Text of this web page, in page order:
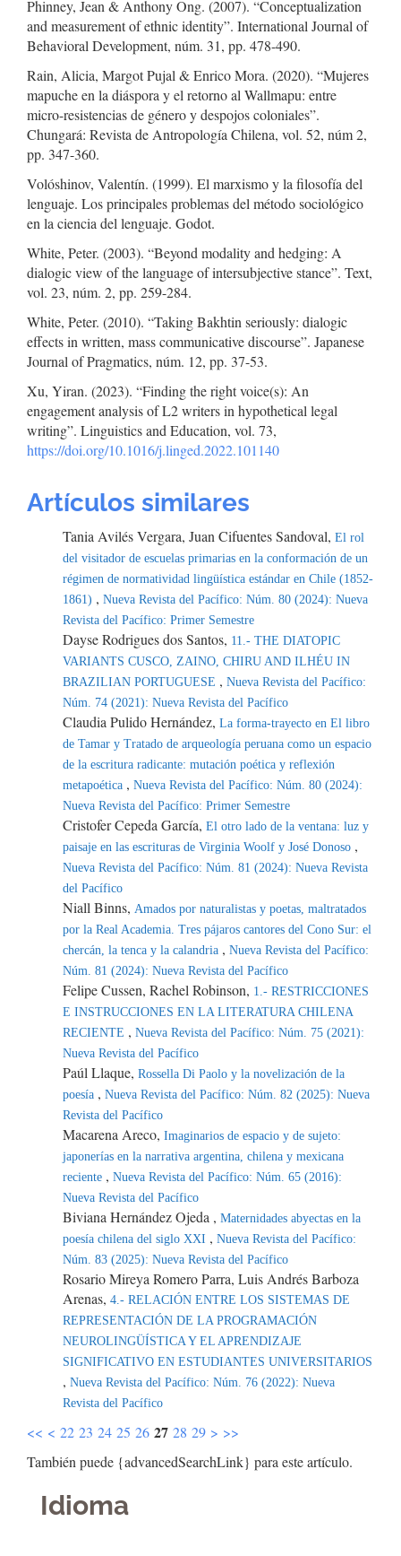
Phinney, Jean & Anthony Ong. (2007). “Conceptualization
and measurement of ethnic identity”. International Journal of
Behavioral Development, núm. 31, pp. 478-490.
Rain, Alicia, Margot Pujal & Enrico Mora. (2020). “Mujeres
mapuche en la diáspora y el retorno al Wallmapu: entre
micro-resistencias de género y despojos coloniales”.
Chungará: Revista de Antropología Chilena, vol. 52, núm 2,
pp. 347-360.
Volóshinov, Valentín. (1999). El marxismo y la filosofía del
lenguaje. Los principales problemas del método sociológico
en la ciencia del lenguaje. Godot.
White, Peter. (2003). “Beyond modality and hedging: A
dialogic view of the language of intersubjective stance”. Text,
vol. 23, núm. 2, pp. 259-284.
White, Peter. (2010). “Taking Bakhtin seriously: dialogic
effects in written, mass communicative discourse”. Japanese
Journal of Pragmatics, núm. 12, pp. 37-53.
Xu, Yiran. (2023). “Finding the right voice(s): An
engagement analysis of L2 writers in hypothetical legal
writing”. Linguistics and Education, vol. 73,
https://doi.org/10.1016/j.linged.2022.101140
Artículos similares
Tania Avilés Vergara, Juan Cifuentes Sandoval, El rol
del visitador de escuelas primarias en la conformación de un
régimen de normatividad lingüística estándar en Chile (1852-
1861) , Nueva Revista del Pacífico: Núm. 80 (2024): Nueva
Revista del Pacífico: Primer Semestre
Dayse Rodrigues dos Santos, 11.- THE DIATOPIC
VARIANTS CUSCO, ZAINO, CHIRU AND ILHÉU IN
BRAZILIAN PORTUGUESE , Nueva Revista del Pacífico:
Núm. 74 (2021): Nueva Revista del Pacífico
Claudia Pulido Hernández, La forma-trayecto en El libro
de Tamar y Tratado de arqueología peruana como un espacio
de la escritura radicante: mutación poética y reflexión
metapoética , Nueva Revista del Pacífico: Núm. 80 (2024):
Nueva Revista del Pacífico: Primer Semestre
Cristofer Cepeda García, El otro lado de la ventana: luz y
paisaje en las escrituras de Virginia Woolf y José Donoso ,
Nueva Revista del Pacífico: Núm. 81 (2024): Nueva Revista
del Pacífico
Niall Binns, Amados por naturalistas y poetas, maltratados
por la Real Academia. Tres pájaros cantores del Cono Sur: el
chercán, la tenca y la calandria , Nueva Revista del Pacífico:
Núm. 81 (2024): Nueva Revista del Pacífico
Felipe Cussen, Rachel Robinson, 1.- RESTRICCIONES
E INSTRUCCIONES EN LA LITERATURA CHILENA
RECIENTE , Nueva Revista del Pacífico: Núm. 75 (2021):
Nueva Revista del Pacífico
Paúl Llaque, Rossella Di Paolo y la novelización de la
poesía , Nueva Revista del Pacífico: Núm. 82 (2025): Nueva
Revista del Pacífico
Macarena Areco, Imaginarios de espacio y de sujeto:
japonerías en la narrativa argentina, chilena y mexicana
reciente , Nueva Revista del Pacífico: Núm. 65 (2016):
Nueva Revista del Pacífico
Biviana Hernández Ojeda , Maternidades abyectas en la
poesía chilena del siglo XXI , Nueva Revista del Pacífico:
Núm. 83 (2025): Nueva Revista del Pacífico
Rosario Mireya Romero Parra, Luis Andrés Barboza
Arenas, 4.- RELACIÓN ENTRE LOS SISTEMAS DE
REPRESENTACIÓN DE LA PROGRAMACIÓN
NEUROLINGÜÍSTICA Y EL APRENDIZAJE
SIGNIFICATIVO EN ESTUDIANTES UNIVERSITARIOS
, Nueva Revista del Pacífico: Núm. 76 (2022): Nueva
Revista del Pacífico
<< < 22 23 24 25 26 27 28 29 > >>
También puede {advancedSearchLink} para este artículo.
Idioma